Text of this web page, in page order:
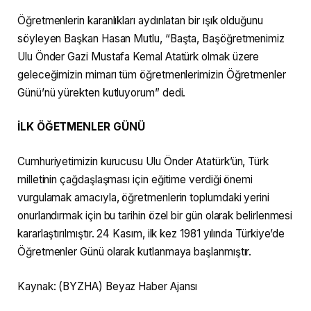
Öğretmenlerin karanlıkları aydınlatan bir ışık olduğunu
söyleyen Başkan Hasan Mutlu, “Başta, Başöğretmenimiz
Ulu Önder Gazi Mustafa Kemal Atatürk olmak üzere
geleceğimizin mimarı tüm öğretmenlerimizin Öğretmenler
Günü’nü yürekten kutluyorum” dedi.
İLK ÖĞETMENLER GÜNÜ
Cumhuriyetimizin kurucusu Ulu Önder Atatürk’ün, Türk
milletinin çağdaşlaşması için eğitime verdiği önemi
vurgulamak amacıyla, öğretmenlerin toplumdaki yerini
onurlandırmak için bu tarihin özel bir gün olarak belirlenmesi
kararlaştırılmıştır. 24 Kasım, ilk kez 1981 yılında Türkiye’de
Öğretmenler Günü olarak kutlanmaya başlanmıştır.
Kaynak: (BYZHA) Beyaz Haber Ajansı